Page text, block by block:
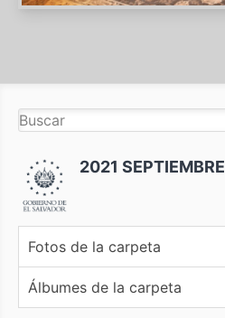
2021 SEPTIEMBRE
Fotos de la carpeta
Álbumes de la carpeta